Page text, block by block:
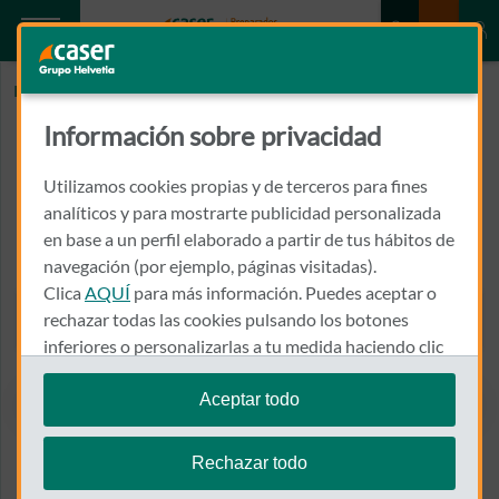
Inicio INSTITUTO ODONTOLOGICO DR GARCIA VAZQUEZ
INSTITUTO ODONTOLOGICO DR
GARCIA VAZQUEZ
CALLE LA PAZ, 2, E, D
24402 - PONFERRADA
987 111 155
Llamar a INSTITUTO
Ver el mapa en Google Maps
Información sobre privacidad
Utilizamos cookies propias y de terceros para fines
analíticos y para mostrarte publicidad personalizada
en base a un perfil elaborado a partir de tus hábitos de
navegación (por ejemplo, páginas visitadas).
Clica AQUÍ para más información. Puedes aceptar o
rechazar todas las cookies pulsando los botones
inferiores o personalizarlas a tu medida haciendo clic
en"configurar cookies".
Te recordamos que puedes modificar tus ajustes de
cookies en cualquier momento en la sección
Aceptar todo
Rechazar todo